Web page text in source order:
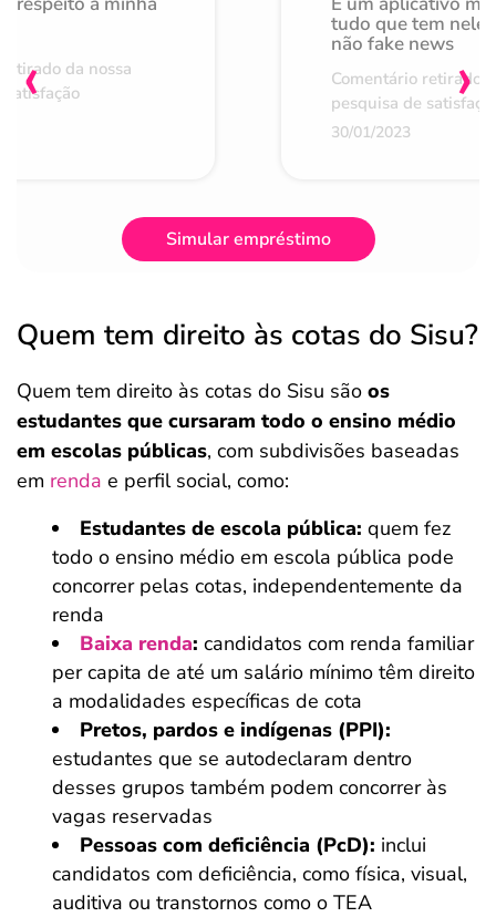
da nossa
tudo que tem nele
não fake news
Comentário retirado
pesquisa de
30/01/2023
‹ ›
Simular empréstimo
Quem tem direito às cotas do Sisu?
Quem tem direito às cotas do Sisu são os
estudantes que cursaram todo o ensino médio
em escolas públicas, com subdivisões baseadas
em renda e perfil social, como:
Estudantes de escola pública: quem fez
todo o ensino médio em escola pública pode
concorrer pelas cotas, independentemente da
renda
Baixa renda: candidatos com renda familiar
per capita de até um salário mínimo têm direito
a modalidades específicas de cota
Pretos, pardos e indígenas (PPI):
estudantes que se autodeclaram dentro
desses grupos também podem concorrer às
vagas reservadas
Pessoas com deficiência (PcD): inclui
candidatos com deficiência, como física, visual,
auditiva ou transtornos como o TEA